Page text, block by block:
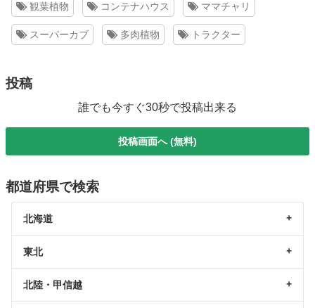
観葉植物 コンテナハウス ママチャリ
スーパーカブ 多肉植物 トラクター
投稿
誰でも今すぐ30秒で投稿出来る
投稿画面へ (無料)
都道府県で検索
北海道
東北
北陸・甲信越